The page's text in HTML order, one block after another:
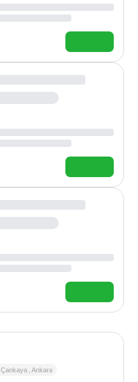
Çankaya ,Ankara